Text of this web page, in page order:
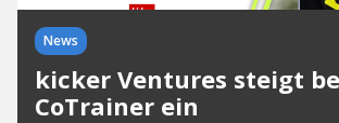
News
kicker Ventures steigt
CoTrainer ein